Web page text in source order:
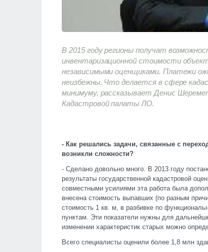
В 2015 году регионы получат
инвентаризационной стоимости
независимыми оценщиками. Платежи
неизбежны. Что делается в сфере
минимуму, рассказывает Денис
Кадастровой палаты ЛО.
- Как решались задачи, связанные с
возникли сложности?
- Сделано довольно много. В 2013 году
результаты государственной кадастровой
совместными усилиями эта работа была
внесена стоимость выпавших (по разным
стоимость 1 кв. м, в разбивке по
пунктам. Эти показатели нужны для
изменении характеристик старых можно
Всего специалисты оценили более 1,8 млн